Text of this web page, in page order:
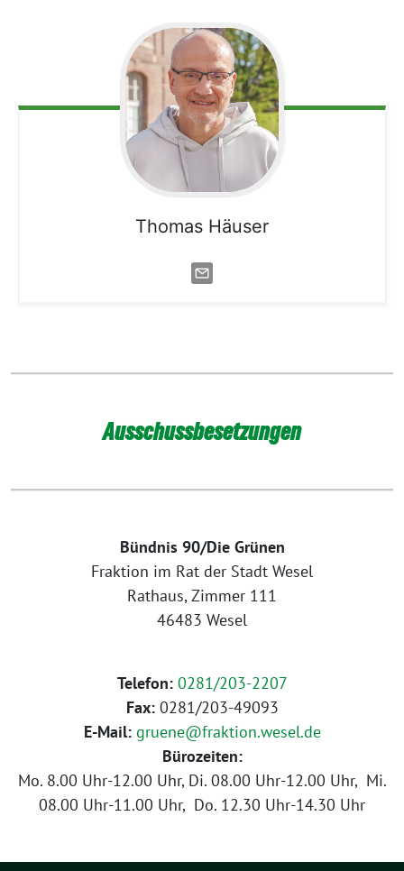
Thomas Häuser
Ausschussbesetzungen
Bündnis 90/Die Grünen
Fraktion im Rat der Stadt Wesel
Rathaus, Zimmer 111
46483 Wesel
Telefon: 0281/203-2207
Fax: 0281/203-49093
E-Mail: gruene@fraktion.wesel.de
Bürozeiten:
Mo. 8.00 Uhr-12.00 Uhr, Di. 08.00 Uhr-12.00 Uhr, Mi.
08.00 Uhr-11.00 Uhr, Do. 12.30 Uhr-14.30 Uhr